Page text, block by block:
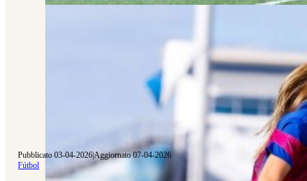
Pubblicato 03-04-2026|Aggiornato 07-04-2026
Fútbol